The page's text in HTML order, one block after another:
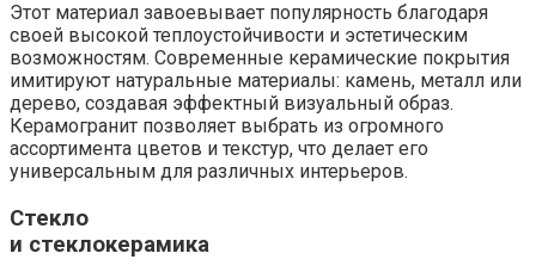
Этот материал завоевывает популярность благодаря
своей высокой теплоустойчивости и эстетическим
возможностям. Современные керамические покрытия
имитируют натуральные материалы: камень, металл или
дерево, создавая эффектный визуальный образ.
Керамогранит позволяет выбрать из огромного
ассортимента цветов и текстур, что делает его
универсальным для различных интерьеров.
Стекло
и стеклокерамика